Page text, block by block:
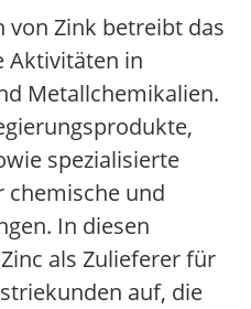
von Zink betreibt das
Aktivitäten in
Metallchemikalien.
spezialisierte
und
In diesen
als Zulieferer für
auf, die